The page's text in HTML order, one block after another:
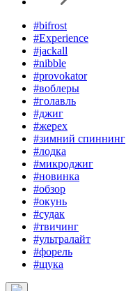
#bifrost
#Experience
#jackall
#nibble
#provokator
#воблеры
#голавль
#джиг
#жерех
#зимний спиннинг
#лодка
#микроджиг
#новинка
#обзор
#окунь
#судак
#твичинг
#ультралайт
#форель
#щука